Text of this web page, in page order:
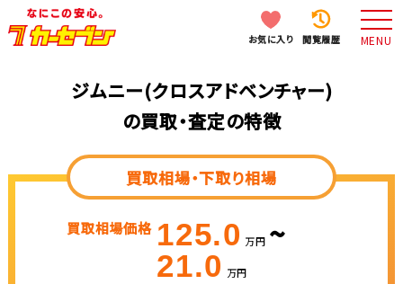
お気に入り 閲覧履歴 MENU
ジムニー(クロスアドベンチャー)
の買取・査定の特徴
買取相場・下取り相場
買取相場価格 125.0 万円 ~
21.0 万円